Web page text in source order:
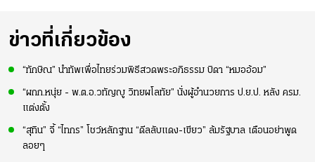
ข่าวที่เกี่ยวข้อง
“ทักษิณ” นำทัพเพื่อไทยร่วมพิธีสวดพระอภิธรรม บิดา “หมออ้อม”
“ผกก.หนุ่ย - พ.ต.อ.วทัญญู วิทยผโลทัย” นั่งผู้อำนวยการ ป.ย.ป. หลัง ครม.
แต่งตั้ง
“สุทิน” จี้ “ไทกร” โชว์หลักฐาน “ดีลลับแดง-เขียว” ล้มรัฐบาล เตือนอย่าพูด
ลอยๆ